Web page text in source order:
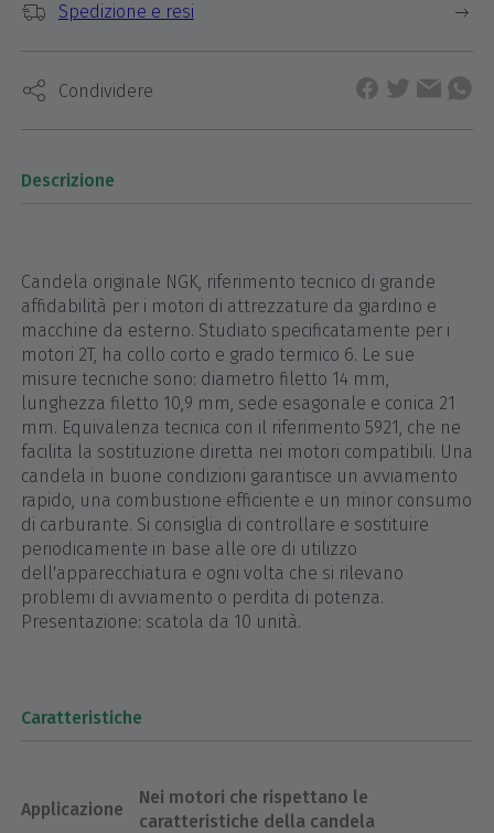
Spedizione e resi
Condividere
Descrizione
Candela originale NGK, riferimento tecnico di grande
affidabilità per i motori di attrezzature da giardino e
macchine da esterno. Studiato specificatamente per i
motori 2T, ha collo corto e grado termico 6. Le sue
misure tecniche sono: diametro filetto 14 mm,
lunghezza filetto 10,9 mm, sede esagonale e conica 21
mm. Equivalenza tecnica con il riferimento 5921, che ne
facilita la sostituzione diretta nei motori compatibili. Una
candela in buone condizioni garantisce un avviamento
rapido, una combustione efficiente e un minor consumo
di carburante. Si consiglia di controllare e sostituire
periodicamente in base alle ore di utilizzo
dell'apparecchiatura e ogni volta che si rilevano
problemi di avviamento o perdita di potenza.
Presentazione: scatola da 10 unità.
Caratteristiche
Applicazione
Nei motori che rispettano le
caratteristiche della candela